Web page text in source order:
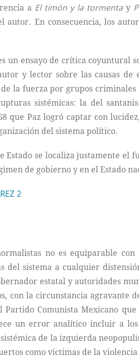
a El timón y la tormenta y
En consecuencia, los
un ensayo de crítica coyuntural
y lector sobre las causas
la fuerza por grupos
sistémicas: la del
que Paz logró captar con
del sistema político.
se localiza justamente
de gobierno y en el Estado
no es equiparable
sistema a cualquier
estatal y autoridades
con la circunstancia agravante
Comunista Mexicano
un error analítico incluir a
de la izquierda
como víctimas de la